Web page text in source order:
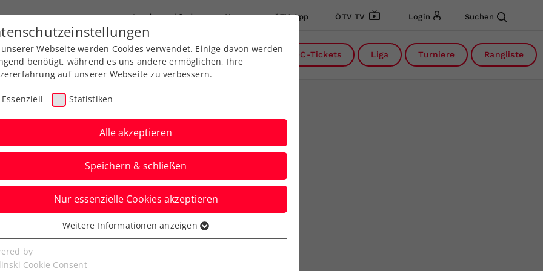
Landesverbände News ÖTV App ÖTV TV Login Suchen
Ausbildung Services Über uns DC-Tickets Liga Turniere Rangliste
Final Four ist
Webseite werden Cookies verwendet. Einige davon werden
benötigt, während es uns andere ermöglichen, Ihre
auf unserer Webseite zu verbessern.
Essenziell Statistiken
Alle akzeptieren
Speichern & schließen
Nur essenzielle Cookies akzeptieren
Cookies werden für grundlegende Funktionen der
benötigt. Dadurch ist gewährleistet, dass die Webseite
Weitere Informationen anzeigen
by
Cookie Consent